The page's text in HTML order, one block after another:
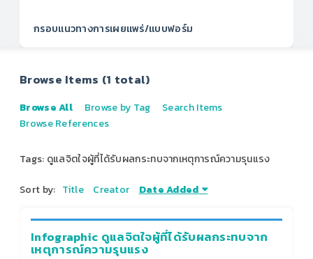
กรอบแนวทางการเผยแพร่/แบบฟอร์ม
Browse Items (1 total)
Browse All Browse by Tag
Search Items
Browse References
Tags: ดูแลจิตใจผู้ที่ได้รับผลกระทบจากเหตุการณ์ความรุนแรง‬
Sort by: Title Creator Date Added
Infographic ดูแลจิตใจผู้ที่ได้รับผลกระทบจาก
เหตุการณ์ความรุนแรง‬